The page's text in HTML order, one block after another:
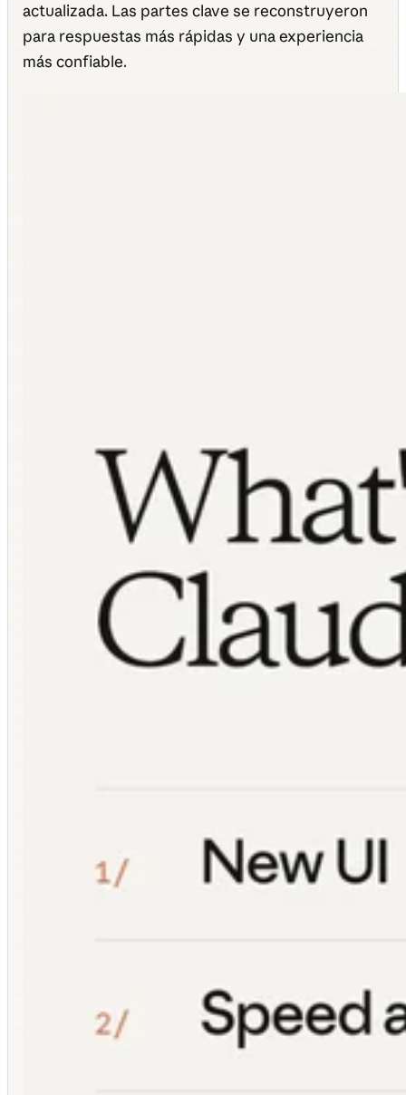
actualizada. Las partes clave se reconstruyeron
para respuestas más rápidas y una experiencia
más confiable.